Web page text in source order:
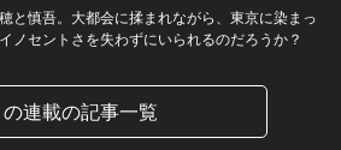
と慎吾。大都会に揉まれながら、東京に染まっ
ノセントさを失わずにいられるのだろうか？
の連載の記事一覧